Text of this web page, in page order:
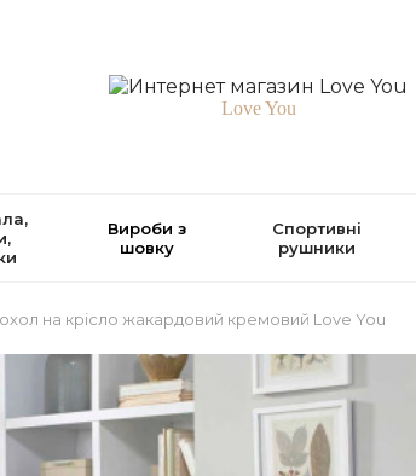
Love You
Вироби з
шовку
Спортивні
рушники
на крісло жакардовий кремовий Love You